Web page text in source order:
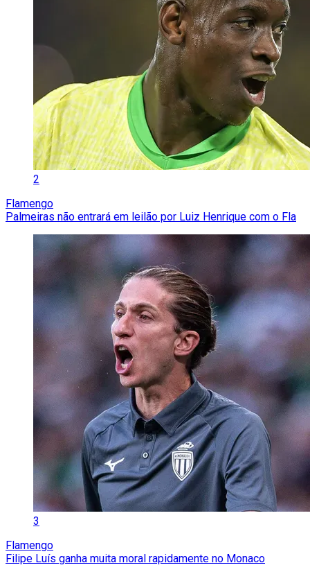
2
Flamengo
Palmeiras não entrará em leilão por Luiz Henrique com o Fla
3
Flamengo
Filipe Luís ganha muita moral rapidamente no Monaco